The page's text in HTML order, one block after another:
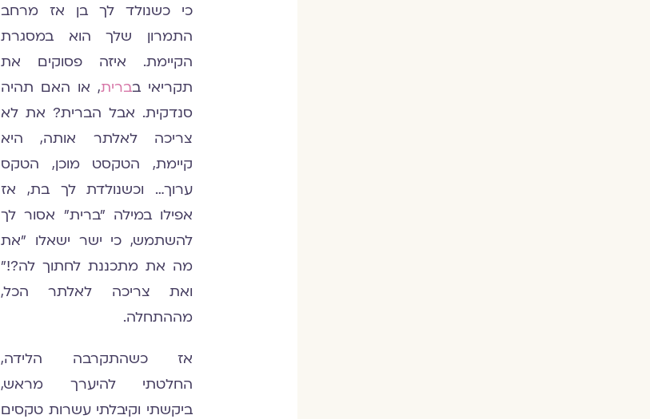
כי כשנולד לך בן אז מרחב
התמרון שלך הוא במסגרת
הקיימת. איזה פסוקים את
תקריאי בברית, או האם תהיה
סנדקית. אבל הברית? את לא
צריכה לאלתר אותה, היא
קיימת, הטקסט מוכן, הטקס
ערוך… וכשנולדת לך בת, אז
אפילו במילה "ברית" אסור לך
להשתמש, כי ישר ישאלו "את
מה את מתכננת לחתוך לה?!"
ואת צריכה לאלתר הכל,
מההתחלה.
אז כשהתקרבה הלידה,
החלטתי להיערך מראש,
ביקשתי וקיבלתי עשרות טקסים